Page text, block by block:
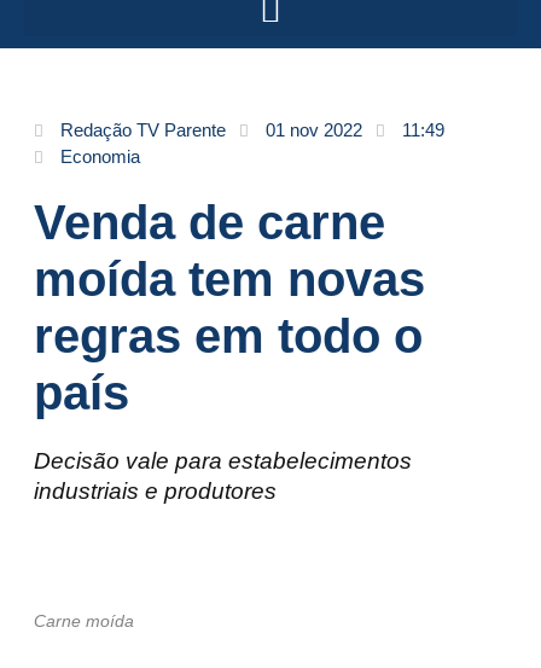
Redação TV Parente 01 nov 2022
11:49
Economia
Venda de carne
moída tem novas
regras em todo o
país
Decisão vale para estabelecimentos
industriais e produtores
Carne moída